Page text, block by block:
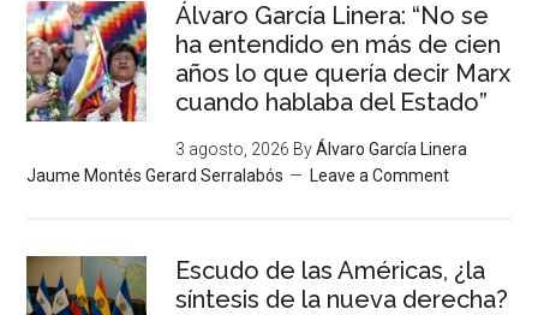
Álvaro García Linera: “No se
ha entendido en más de cien
años lo que quería decir Marx
cuando hablaba del Estado”
3 agosto, 2026 ByÁlvaro García Linera
Jaume Montés Gerard Serralabós
Leave a Comment
Escudo de las Américas, ¿la
síntesis de la nueva derecha?